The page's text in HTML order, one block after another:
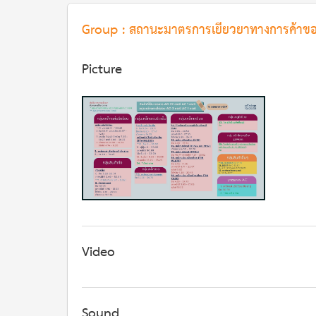
Group : สถานะมาตรการเยียวยาทางการค้าข
Picture
Video